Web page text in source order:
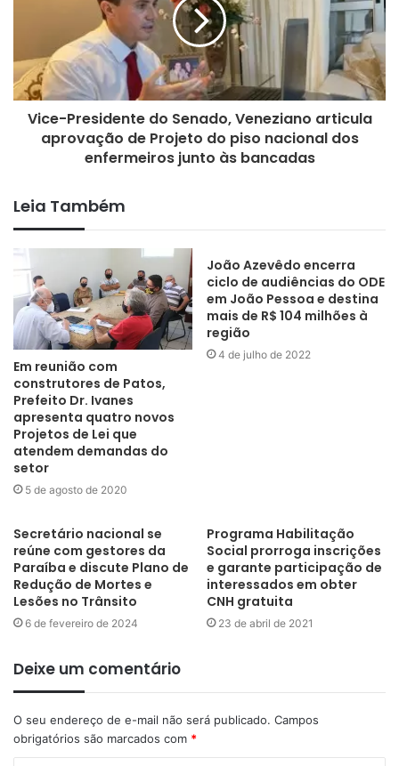
De acordo com informações, nesse mesmo horário de abertura
dos estabelecimentos, fica permitida as apresentações
musicais de pequeno porte COM ARTISTAS LOCAIS e
repertório adaptado, de forma que não cause euforia ao público,
permanecendo proibidas manifestações, danças ou
aglomerados.
A atual Instrução Normativa terá vigência até 19 de maio de
qualquer momento, de acordo com a situação epidemiológica
Sousa
Vice-Presidente do Senado, Veneziano articula
aprovação de Projeto do piso nacional dos
enfermeiros junto às bancadas
Leia Também
Em reunião com
construtores de Patos,
Prefeito Dr. Ivanes
apresenta quatro novos
Projetos de Lei que
atendem demandas do
setor
5 de agosto de 2020
João Azevêdo encerra
ciclo de audiências do ODE
em João Pessoa e destina
mais de R$ 104 milhões à
região
4 de julho de 2022
Secretário nacional se
reúne com gestores da
Paraíba e discute Plano de
Redução de Mortes e
Lesões no Trânsito
6 de fevereiro de 2024
Programa Habilitação
Social prorroga inscrições
e garante participação de
interessados em obter
CNH gratuita
23 de abril de 2021
Deixe um comentário
O seu endereço de e-mail não será publicado. Campos
obrigatórios são marcados com *